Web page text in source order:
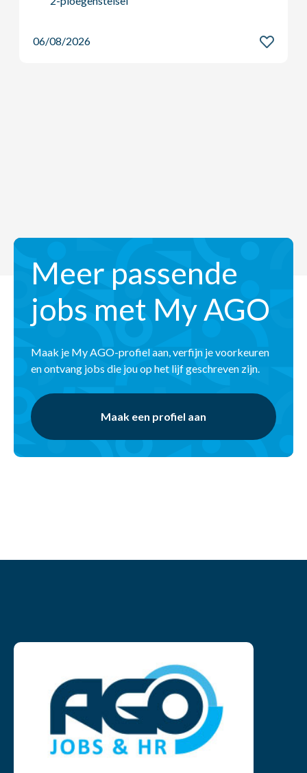
Meer passende
jobs met My AGO
Maak je My AGO-profiel aan, verfijn je voorkeuren
en ontvang jobs die jou op het lijf geschreven zijn.
Maak een profiel aan